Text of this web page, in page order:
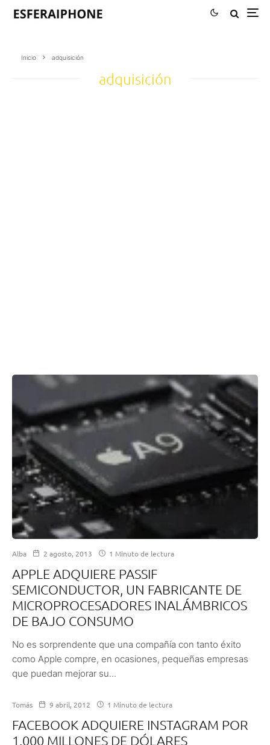
Inicio adquisición
adquisición
Alba 2 agosto, 2013 1 Minuto de lectura
APPLE ADQUIERE PASSIF
SEMICONDUCTOR, UN FABRICANTE DE
MICROPROCESADORES INALÁMBRICOS
DE BAJO CONSUMO
No es sorprendente que una compañía con tanto éxito
como Apple compre, en ocasiones, pequeñas empresas
que puedan mejorar su...
Tomás 9 abril, 2012 1 Minuto de lectura
FACEBOOK ADQUIERE INSTAGRAM POR
1.000 MILLONES DE DÓLARES